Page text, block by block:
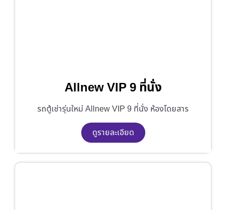
Allnew VIP 9 ที่นั่ง
รถตู้เช่ารุ่นใหม่ Allnew VIP 9 ที่นั่ง ห้องโดยสาร
ดูรายละเอียด